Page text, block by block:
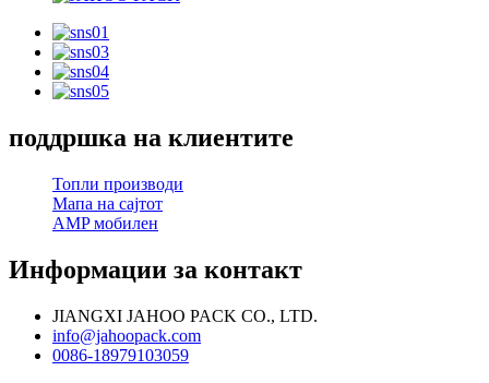
поддршка на клиентите
Топли производи
Мапа на сајтот
AMP мобилен
Информации за контакт
JIANGXI JAHOO PACK CO., LTD.
info@jahoopack.com
0086-18979103059